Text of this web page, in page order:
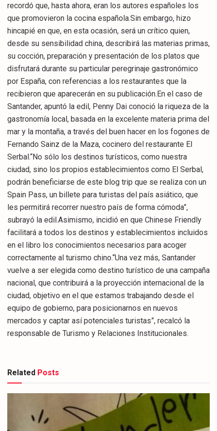
recordó que, hasta ahora, eran los autores españoles los
que promovieron la cocina española.Sin embargo, hizo
hincapié en que, en esta ocasión, será un crítico quien,
desde su sensibilidad china, describirá las materias primas,
su cocción, preparación y presentación de los platos que
disfrutará durante su particular peregrinaje gastronómico
por España, con referencias a los restaurantes que la
recibieron que aparecerán en su publicación.En el caso de
Santander, apuntó la edil, Penny Dai conoció la riqueza de la
gastronomía local, basada en la excelente materia prima del
mar y la montaña, a través del buen hacer en los fogones de
Fernando Sainz de la Maza, cocinero del restaurante El
Serbal.“No sólo los destinos turísticos, como nuestra
ciudad, sino los propios establecimientos como El Serbal,
podrán beneficiarse de este blog trip que se realiza con un
Spain Pass, un billete para turistas del país asiático, que
les permitirá recorrer nuestro país de forma cómoda”,
subrayó la edil.Asimismo, incidió en que Chinese Friendly
facilitará a todos los destinos y establecimientos incluidos
en el libro los conocimientos necesarios para acoger
correctamente al turismo chino.“Una vez más, Santander
vuelve a ser elegida como destino turístico de una campaña
nacional, que contribuirá a la proyección internacional de la
ciudad, objetivo en el que estamos trabajando desde el
equipo de gobierno, para posicionarnos en nuevos
mercados y captar así potenciales turistas”, recalcó la
responsable de Turismo y Relaciones Institucionales.
Related Posts